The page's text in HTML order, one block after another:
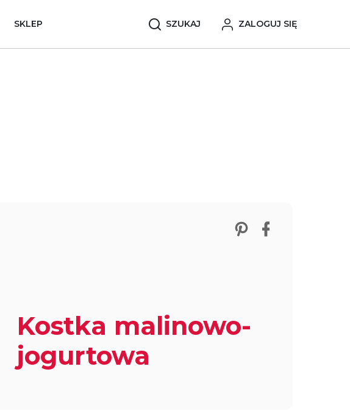
SKLEP SZUKAJ ZALOGUJ SIĘ
Kostka malinowo-
jogurtowa
Zobacz nasze
Udostępnij